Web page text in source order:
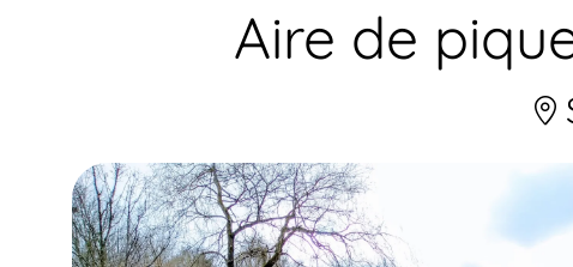
Aire de